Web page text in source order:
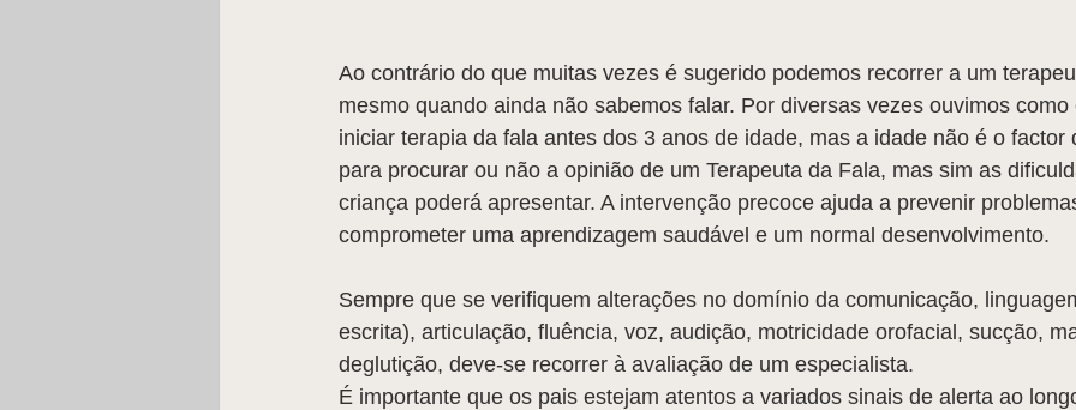
Ao contrário do que muitas vezes é sugerido podemos recorrer a um
mesmo quando ainda não sabemos falar. Por diversas vezes ouvimos
iniciar terapia da fala antes dos 3 anos de idade, mas a idade não é o
para procurar ou não a opinião de um Terapeuta da Fala, mas sim as
criança poderá apresentar. A intervenção precoce ajuda a prevenir
comprometer uma aprendizagem saudável e um normal desenvolvimento.
Sempre que se verifiquem alterações no domínio da comunicação,
escrita), articulação, fluência, voz, audição, motricidade orofacial, sucção,
deglutição, deve-se recorrer à avaliação de um especialista.
É importante que os pais estejam atentos a variados sinais de alerta ao